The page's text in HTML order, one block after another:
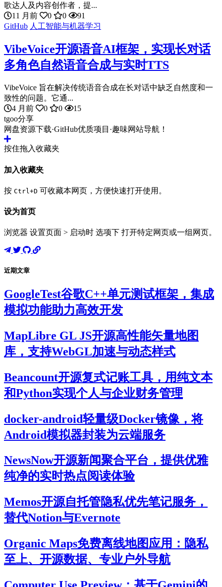
歌达人及内容创作者，提...
11 月前
0 0
91
GitHub 人工智能与机器学习
VibeVoice开源语音AI框架，实现长对话
多角色自然语音合成与实时TTS
VibeVoice 旨在解决传统语音合成在长对话中缺乏自然度和一
致性的问题。它通...
4 月前
0 0
15
tgoo分享
网盘资源下载·GitHub优质项目·趣味网站导航！
按住拖入收藏夹
加入收藏夹
按 Ctrl+D 可收藏本网页，方便快速打开使用。
设为首页
浏览器 设置页面 > 启动时 选项下 打开特定网页或一组网页。
近期文章
GoogleTest谷歌C++单元测试框架，集成
模拟功能助力高效开发
MapLibre GL JS开源高性能矢量地图
库，支持WebGL加速与动态样式
Beancount开源复式记账工具，用纯文本
和Python实现个人与企业财务管理
docker-android轻量级Docker镜像，将
Android模拟器封装为云端服务
NewsNow开源新闻聚合平台，提供优雅
纯净的实时热点阅读体验
Memos开源自托管隐私优先笔记服务，
替代Notion与Evernote
Organic Maps免费离线地图应用：隐私
至上、开源数据、专业户外导航